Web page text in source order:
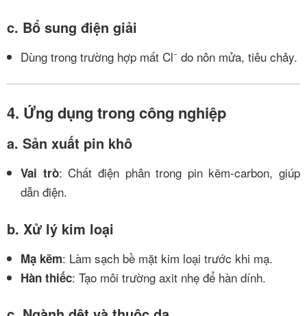
c. Bổ sung điện giải
Dùng trong trường hợp mất Cl⁻ do nôn mửa, tiêu chảy.
4. Ứng dụng trong công nghiệp
a. Sản xuất pin khô
Vai trò: Chất điện phân trong pin kẽm-carbon, giúp
dẫn điện.
b. Xử lý kim loại
Mạ kẽm: Làm sạch bề mặt kim loại trước khi mạ.
Hàn thiếc: Tạo môi trường axit nhẹ để hàn dính.